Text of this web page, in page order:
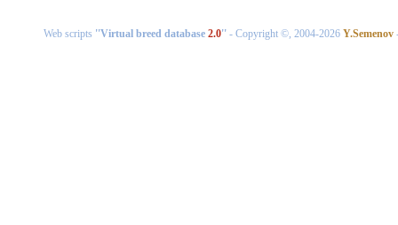
Web scripts ''Virtual breed database 2.0'' - Copyright ©, 2004-2026 Y.Semenov